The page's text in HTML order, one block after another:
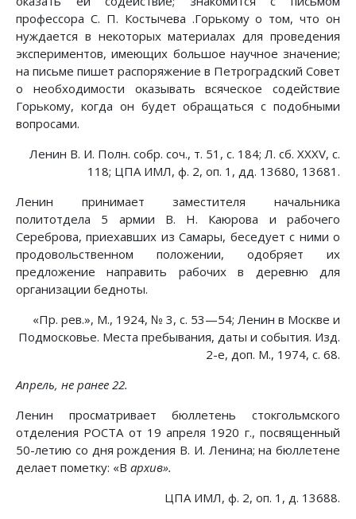
профессора С. П. Костычева .Горькому о том, что он
нуждается в некоторых материалах для проведения
экспериментов, имеющих большое научное значение;
на письме пишет распоряжение в Петроградский Совет
о необходимости оказывать всяческое содействие
Горькому, когда он будет обращаться с подобными
вопросами.
Ленин В. И. Полн. собр. соч., т. 51, с. 184; Л. сб. XXXV, с.
118; ЦПА ИМЛ, ф. 2, оп. 1, дд. 13680, 13681.
Ленин принимает заместителя начальника
политотдела 5 армии В. Н. Каюрова и рабочего
Сереброва, приехавших из Самары, беседует с ними о
продовольственном положении, одобряет их
предложение направить рабочих в деревню для
организации бедноты.
«Пр. рев.», М., 1924, № 3, с. 53—54; Ленин в Москве и
Подмосковье. Места пребывания, даты и события. Изд.
2-е, доп. М., 1974, с. 68.
Апрель, не ранее 22.
Ленин просматривает бюллетень стокгольмского
отделения РОСТА от 19 апреля 1920 г., посвященный
50-летию со дня рождения В. И. Ленина; на бюллетене
делает пометку: «В архив».
ЦПА ИМЛ, ф. 2, оп. 1, д. 13688.